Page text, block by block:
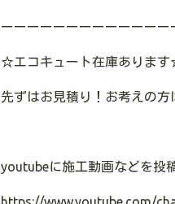
ーーーーーーーーーーーーー
☆エコキュート在庫あります
先ずはお見積り！お考えの
youtubeに施工動画などを投